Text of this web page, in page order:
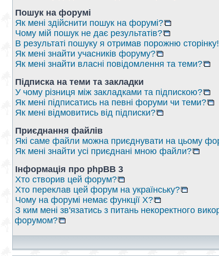
Пошук на форумі
Як мені здійснити пошук на форумі?
Чому мій пошук не дає результатів?
В результаті пошуку я отримав порожню сторінку!
Як мені знайти учасників форуму?
Як мені знайти власні повідомлення та теми?
Підписка на теми та закладки
У чому різниця між закладками та підпискою?
Як мені підписатись на певні форуми чи теми?
Як мені відмовитись від підписки?
Приєднання файлів
Які саме файли можна приєднувати на цьому
Як мені знайти усі приєднані мною файли?
Інформація про phpBB 3
Хто створив цей форум?
Хто переклав цей форум на українську?
Чому на форумі немає функції X?
З ким мені зв'язатись з питань некоректного
форумом?